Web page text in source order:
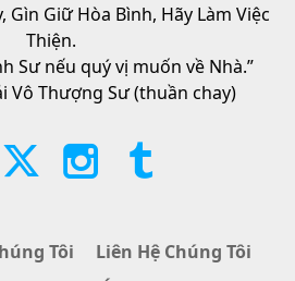
2026-08-07 108Lượt Xem
Chương 71–72, Phần 1/2
Ăn Đến Tuyệt Chủng, Phần 1/6
Gìn Giữ Hòa Bình, Hãy Làm Việc
Thiện.
Sư nếu quý vị muốn về Nhà.”
Vô Thượng Sư (thuần chay)
Tôi
Liên Hệ Chúng Tôi